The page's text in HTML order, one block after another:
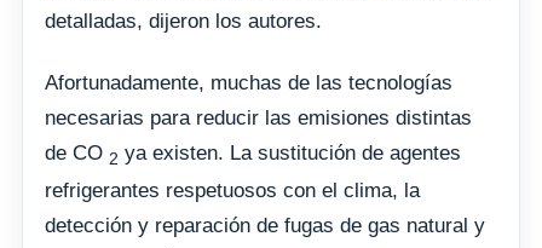
detalladas, dijeron los autores.
Afortunadamente, muchas de las tecnologías
necesarias para reducir las emisiones distintas
de CO 2 ya existen. La sustitución de agentes
refrigerantes respetuosos con el clima, la
detección y reparación de fugas de gas natural y